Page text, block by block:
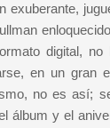
digital,
en un gran
no es así;
álbum y el